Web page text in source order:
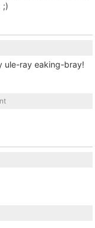
;)
ule-ray eaking-bray!